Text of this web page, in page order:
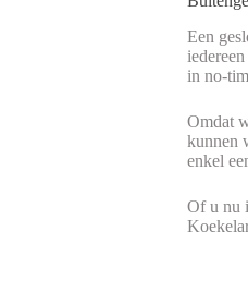
Een
in no-
Omdat
kunnen
enkel
Of u nu